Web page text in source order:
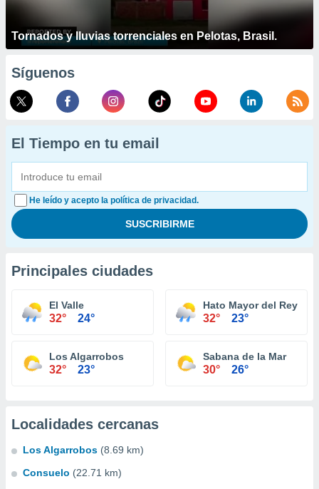
Tornados y lluvias torrenciales en Pelotas, Brasil.
Síguenos
El Tiempo en tu email
He leído y acepto la política de privacidad.
Principales ciudades
El Valle
32° 24°
Hato Mayor del Rey
32° 23°
Los Algarrobos
32° 23°
Sabana de la Mar
30° 26°
Localidades cercanas
Los Algarrobos (8.69 km)
Consuelo (22.71 km)